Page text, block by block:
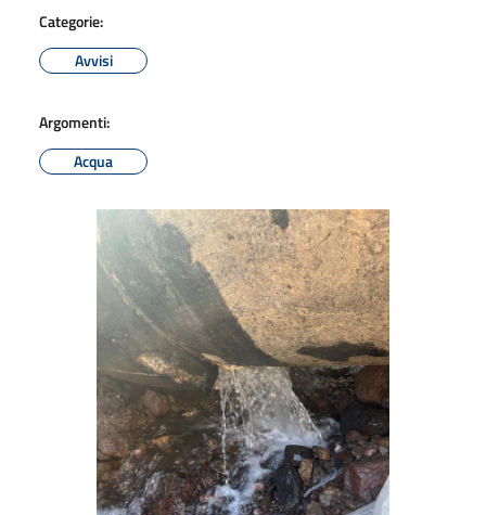
Categorie:
Avvisi
Argomenti:
Acqua